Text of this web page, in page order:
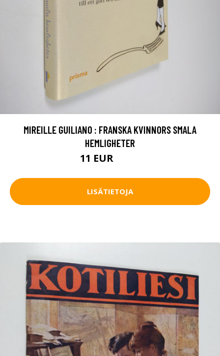
MIREILLE GUILIANO : FRANSKA KVINNORS SMALA
HEMLIGHETER
11 EUR
LISÄTIETOJA